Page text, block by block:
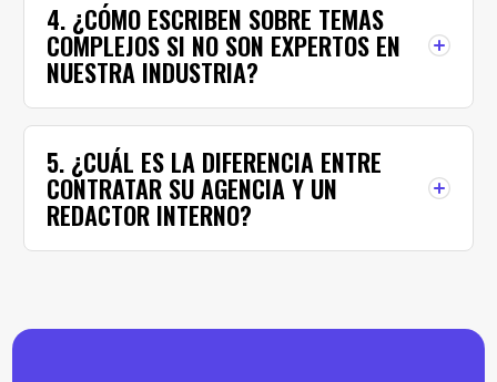
4. ¿CÓMO ESCRIBEN SOBRE TEMAS
COMPLEJOS SI NO SON EXPERTOS EN
NUESTRA INDUSTRIA?
5. ¿CUÁL ES LA DIFERENCIA ENTRE
CONTRATAR SU AGENCIA Y UN
REDACTOR INTERNO?